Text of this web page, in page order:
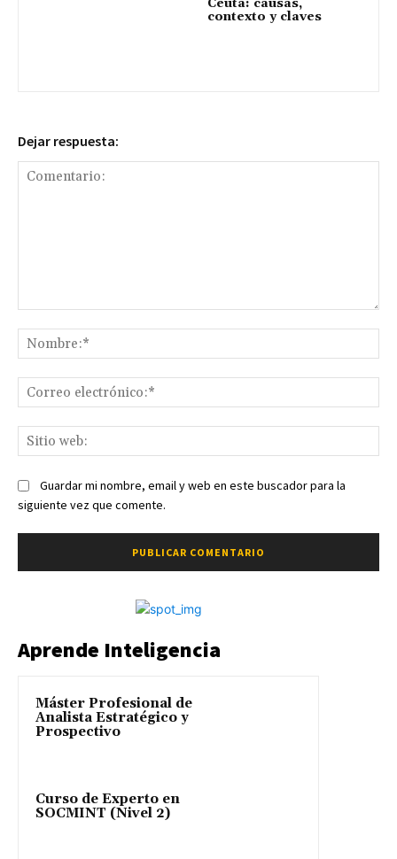
Ceuta: causas,
contexto y claves
Dejar respuesta:
Guardar mi nombre, email y web en este buscador para la
siguiente vez que comente.
Aprende Inteligencia
Máster Profesional de
Analista Estratégico y
Prospectivo
Curso de Experto en
SOCMINT (Nivel 2)